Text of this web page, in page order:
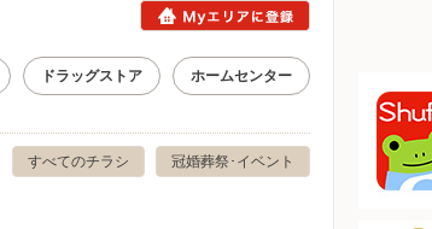
ドラッグストア ホームセンター
冠婚葬祭･イベント
すべてのチラシ